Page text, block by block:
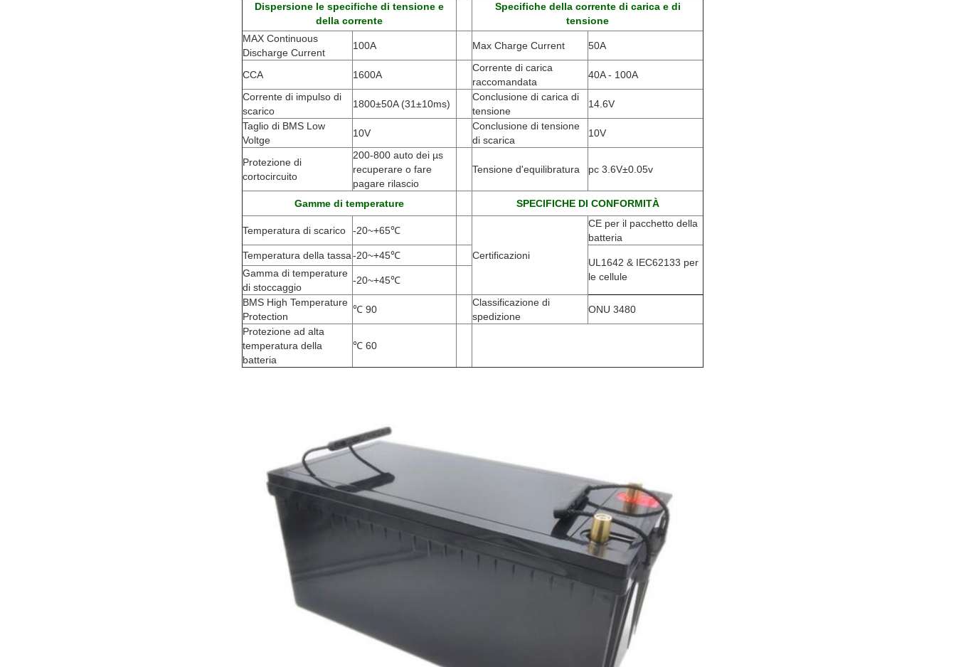
Dispersione le specifiche di tensione e
della corrente
Specifiche della corrente di carica e di
tensione
MAX Continuous
Discharge Current
100A Max Charge Current 50A
CCA 1600A
Corrente di carica
raccomandata
40A - 100A
Corrente di impulso di
scarico
1800±50A (31±10ms)
Conclusione di carica di
tensione
14.6V
Taglio di BMS Low
Voltge
10V
Conclusione di tensione
di scarica
10V
Protezione di
cortocircuito
200-800 auto dei µs
recuperare o fare
pagare rilascio
Tensione d'equilibratura pc 3.6V±0.05v
Gamme di temperature SPECIFICHE DI CONFORMITÀ
Temperatura di scarico -20~+65℃
Certificazioni
CE per il pacchetto della
batteria
Temperatura della tassa-20~+45℃
UL1642 & IEC62133 per
le cellule
Gamma di temperature
di stoccaggio
-20~+45℃
BMS High Temperature
Protection
℃ 90
Classificazione di
spedizione
ONU 3480
Protezione ad alta
temperatura della
batteria
℃ 60